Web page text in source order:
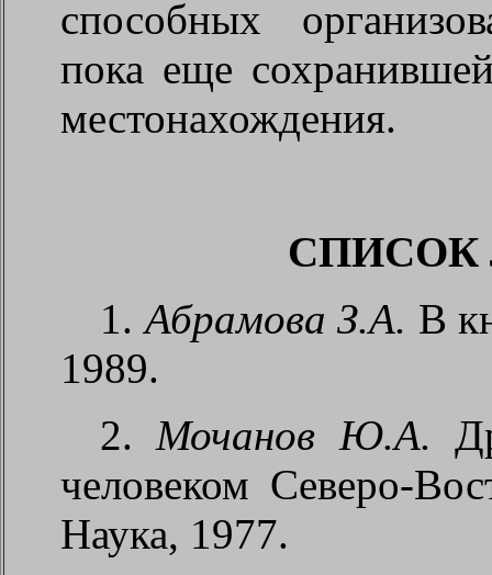
способных
пока еще
местонахождения.
СПИСОК
1.Абрамова З.А. В
1989.
2.Мочанов Ю.А.
человеком Северо-
Наука, 1977.